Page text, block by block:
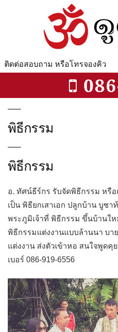
ติดต่อสอบถาม หรือโทรจองคิว
พิธีกรรม
พิธีกรรม
อ.​ ทัศน์ธีร์กร รับจัดพิธีกรรม หรือ
เป็น พิธียกเสาเอก ปลูกบ้าน บูชา
พระภูมิเจ้าที่ พิธีกรรม ขึ้นบ้านใ
พิธีกรรมแต่งงานแบบล้านนา บา
แต่งงาน ส่งตัวเข้าหอ สนใจพูดคุ
เบอร์ 086-919-6556